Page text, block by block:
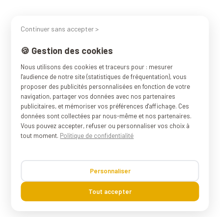
Continuer sans accepter >
🍪 Gestion des cookies
Nous utilisons des cookies et traceurs pour : mesurer
l'audience de notre site (statistiques de fréquentation), vous
proposer des publicités personnalisées en fonction de votre
navigation, partager vos données avec nos partenaires
publicitaires, et mémoriser vos préférences d'affichage. Ces
données sont collectées par nous-même et nos partenaires.
Vous pouvez accepter, refuser ou personnaliser vos choix à
tout moment. Politique de confidentialité
Personnaliser
Tout accepter